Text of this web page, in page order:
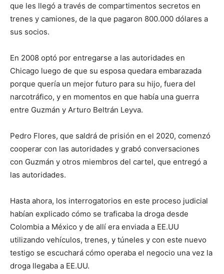
que les llegó a través de compartimentos secretos en
trenes y camiones, de la que pagaron 800.000 dólares a
sus socios.
En 2008 optó por entregarse a las autoridades en
Chicago luego de que su esposa quedara embarazada
porque quería un mejor futuro para su hijo, fuera del
narcotráfico, y en momentos en que había una guerra
entre Guzmán y Arturo Beltrán Leyva.
Pedro Flores, que saldrá de prisión en el 2020, comenzó
cooperar con las autoridades y grabó conversaciones
con Guzmán y otros miembros del cartel, que entregó a
las autoridades.
Hasta ahora, los interrogatorios en este proceso judicial
habían explicado cómo se traficaba la droga desde
Colombia a México y de allí era enviada a EE.UU
utilizando vehículos, trenes, y túneles y con este nuevo
testigo se escuchará cómo operaba el negocio una vez la
droga llegaba a EE.UU.